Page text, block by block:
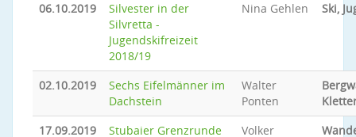
06.10.2019
Silvester in der
Silvretta -
Jugendskifreizeit
2018/19
Nina Gehlen Ski,
02.10.2019
Sechs Eifelmänner im
Dachstein
Walter
Ponten
17.09.2019
Stubaier Grenzrunde
Volker